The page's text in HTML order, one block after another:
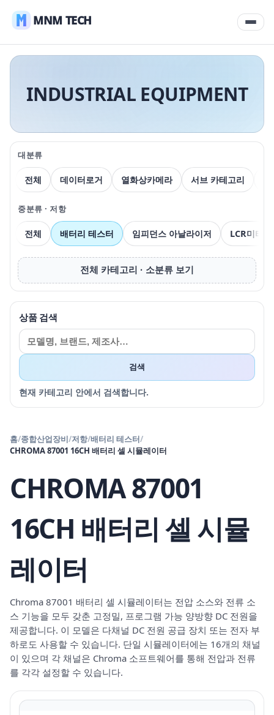
MNM TECH
INDUSTRIAL EQUIPMENT
대분류
전체 데이터로거 열화상카메라 서브 카테고리
중분류 · 저항
전체 배터리 테스터 임피던스 아날라이저 LCR미터
전체 카테고리 · 소분류 보기
상품 검색
검색
현재 카테고리 안에서 검색합니다.
홈/종합산업장비/저항/배터리 테스터/
CHROMA 87001 16CH 배터리 셀 시뮬레이터
CHROMA 87001
16CH 배터리 셀 시뮬
레이터
Chroma 87001 배터리 셀 시뮬레이터는 전압 소스와 전류 소
스 기능을 모두 갖춘 고정밀, 프로그램 가능 양방향 DC 전원을
제공합니다. 이 모델은 다채널 DC 전원 공급 장치 또는 전자 부
하로도 사용할 수 있습니다. 단일 시뮬레이터에는 16개의 채널
이 있으며 각 채널은 Chroma 소프트웨어를 통해 전압과 전류
를 각각 설정할 수 있습니다.